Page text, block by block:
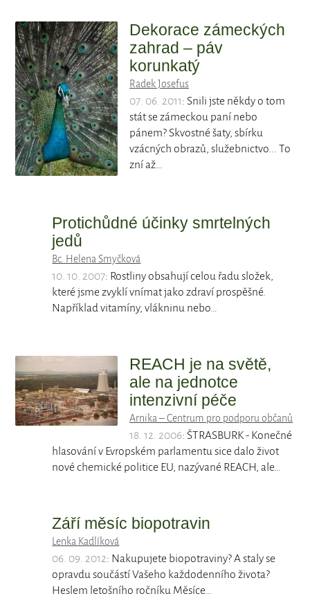
Dekorace zámeckých
zahrad – páv
korunkatý
Radek Josefus
07. 06. 2011: Snili jste někdy o tom
stát se zámeckou paní nebo
pánem? Skvostné šaty, sbírku
vzácných obrazů, služebnictvo... To
zní až…
Protichůdné účinky smrtelných
jedů
Bc. Helena Smyčková
10. 10. 2007: Rostliny obsahují celou řadu složek,
které jsme zvyklí vnímat jako zdraví prospěšné.
Například vitamíny, vlákninu nebo…
REACH je na světě,
ale na jednotce
intenzivní péče
Arnika – Centrum pro podporu občanů
18. 12. 2006: ŠTRASBURK - Konečné
hlasování v Evropském parlamentu sice dalo život
nové chemické politice EU, nazývané REACH, ale…
Září měsíc biopotravin
Lenka Kadlíková
06. 09. 2012: Nakupujete biopotraviny? A staly se
opravdu součástí Vašeho každodenního života?
Heslem letošního ročníku Měsíce…